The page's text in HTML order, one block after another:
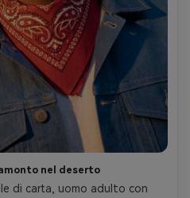
nel deserto
di carta, uomo adulto con